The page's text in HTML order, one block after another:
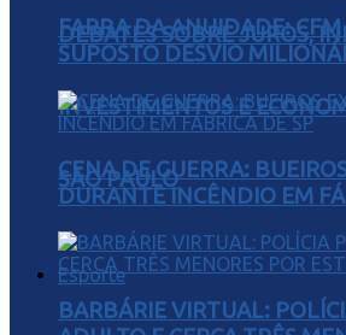
DEBATES SOBRE JUROS,
INVESTIMENTOS E
SÃO PAULO
Esporte
FARRA DA ANUIDADE:
SUPOSTO DESVIO
CENA DE GUERRA:
DURANTE INCÊNDIO EM
BARBÁRIE VIRTUAL: